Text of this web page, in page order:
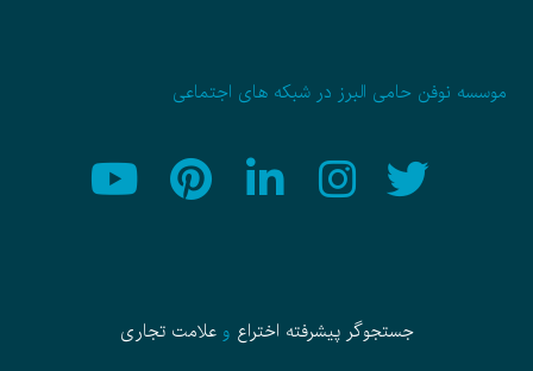
موسسه نوفن حامی البرز در شبکه های اجتماعی
جستجوگر پیشرفته اختراع وعلامت تجاری